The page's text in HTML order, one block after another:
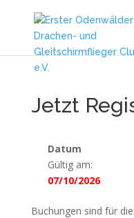
Jetzt
Datum
Gültig am:
07/10/2026
Buchungen sind für